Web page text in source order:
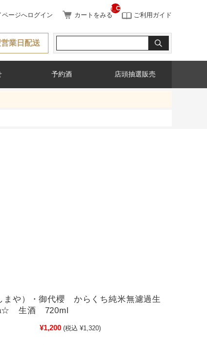
ページへログイン カートをみる
__ITM_CNT__
ご利用ガイド
業日配送
予約酒 店頭抽選販売
まや）・御代櫻 からくち純米無濾過生
生酒 720ml
¥1,200 (税込 ¥1,320)